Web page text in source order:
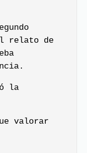
relato de
la
valorar